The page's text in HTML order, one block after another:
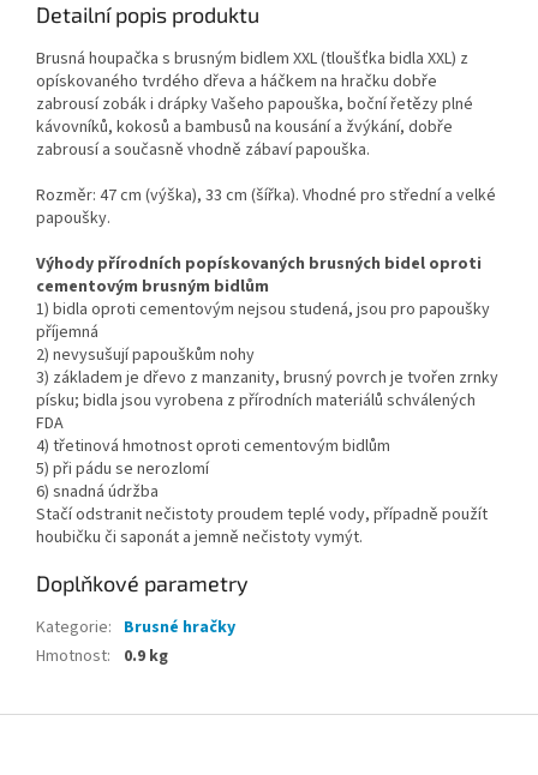
Detailní popis produktu
Brusná houpačka s brusným bidlem XXL (tloušťka bidla XXL) z
opískovaného tvrdého dřeva a háčkem na hračku dobře
zabrousí zobák i drápky Vašeho papouška, boční řetězy plné
kávovníků, kokosů a bambusů na kousání a žvýkání, dobře
zabrousí a současně vhodně zábaví papouška.
Rozměr: 47 cm (výška), 33 cm (šířka). Vhodné pro střední a velké
papoušky.
Výhody přírodních popískovaných brusných bidel oproti
cementovým brusným bidlům
1) bidla oproti cementovým nejsou studená, jsou pro papoušky
příjemná
2) nevysušují papouškům nohy
3) základem je dřevo z manzanity, brusný povrch je tvořen zrnky
písku; bidla jsou vyrobena z přírodních materiálů schválených
FDA
4) třetinová hmotnost oproti cementovým bidlům
5) při pádu se nerozlomí
6) snadná údržba
Stačí odstranit nečistoty proudem teplé vody, případně použít
houbičku či saponát a jemně nečistoty vymýt.
Doplňkové parametry
Kategorie: Brusné hračky
Hmotnost: 0.9 kg